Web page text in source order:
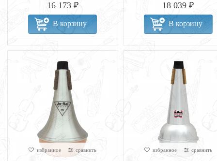
16 173 ₽
В корзину
18 039 ₽
В корзину
избранное сравнить избранное сравнить